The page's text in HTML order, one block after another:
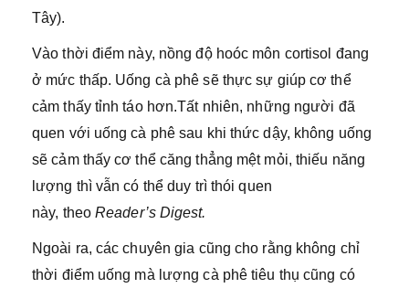
Tây).
Vào thời điểm này, nồng độ hoóc môn cortisol đang
ở mức thấp. Uống cà phê sẽ thực sự giúp cơ thể
cảm thấy tỉnh táo hơn.Tất nhiên, những người đã
quen với uống cà phê sau khi thức dậy, không uống
sẽ cảm thấy cơ thể căng thẳng mệt mỏi, thiếu năng
lượng thì vẫn có thể duy trì thói quen
này, theo Reader’s Digest.
Ngoài ra, các chuyên gia cũng cho rằng không chỉ
thời điểm uống mà lượng cà phê tiêu thụ cũng có